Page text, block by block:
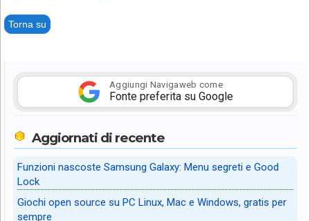
Torna su
Aggiungi Navigaweb come
Fonte preferita su Google
Aggiornati di recente
Funzioni nascoste Samsung Galaxy: Menu segreti e Good
Lock
Giochi open source su PC Linux, Mac e Windows, gratis per
sempre